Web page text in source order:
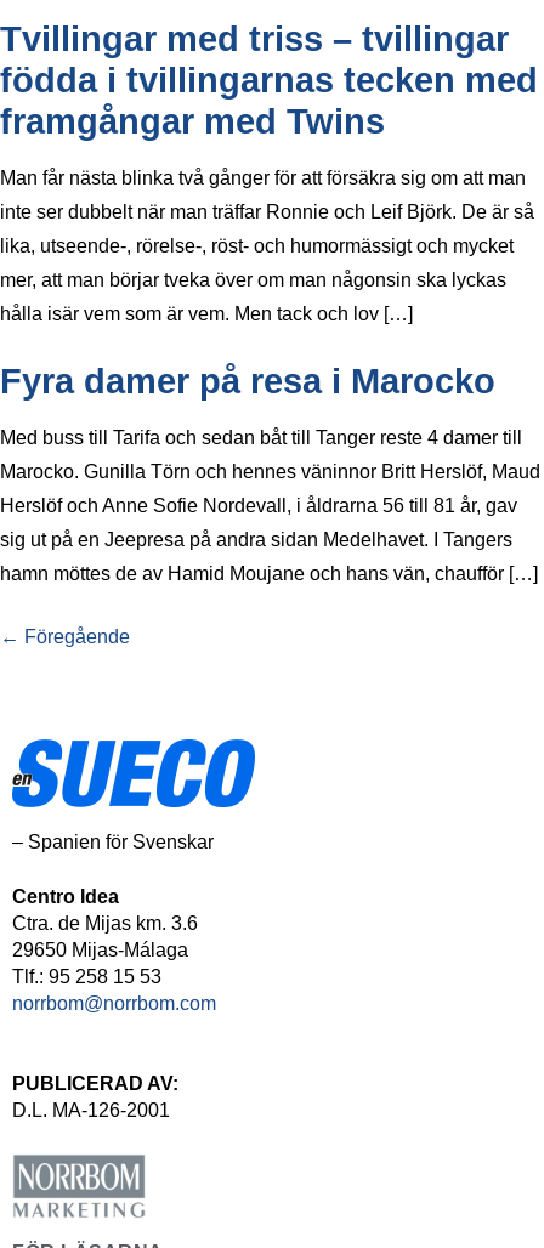
Tvillingar med triss – tvillingar
födda i tvillingarnas tecken med
framgångar med Twins
Man får nästa blinka två gånger för att försäkra sig om att man
inte ser dubbelt när man träffar Ronnie och Leif Björk. De är så
lika, utseende-, rörelse-, röst- och humormässigt och mycket
mer, att man börjar tveka över om man någonsin ska lyckas
hålla isär vem som är vem. Men tack och lov […]
Fyra damer på resa i Marocko
Med buss till Tarifa och sedan båt till Tanger reste 4 damer till
Marocko. Gunilla Törn och hennes väninnor Britt Herslöf, Maud
Herslöf och Anne Sofie Nordevall, i åldrarna 56 till 81 år, gav
sig ut på en Jeepresa på andra sidan Medelhavet. I Tangers
hamn möttes de av Hamid Moujane och hans vän, chaufför […]
← Föregående
– Spanien för Svenskar
Centro Idea
Ctra. de Mijas km. 3.6
29650 Mijas-Málaga
Tlf.: 95 258 15 53
norrbom@norrbom.com
PUBLICERAD AV:
D.L. MA-126-2001